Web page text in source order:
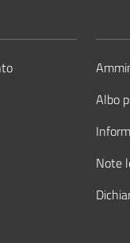
Albo
Note